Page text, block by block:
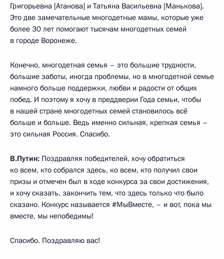
Григорьевна [Атанова] и Татьяна Васильевна [Манькова].
Это две замечательные многодетные мамы, которые уже
более 30 лет помогают тысячам многодетных семей
в городе Воронеже.
Конечно, многодетная семья – это большие трудности,
большие заботы, иногда проблемы, но в многодетной семье
намного больше поддержки, любви и радости от общих
побед. И поэтому я хочу в преддверии Года семьи, чтобы
в нашей стране многодетных семей становилось всё
больше и больше. Ведь именно сильная, крепкая семья –
это сильная Россия. Спасибо.
В.Путин: Поздравляя победителей, хочу обратиться
ко всем, кто собрался здесь, ко всем, кто получил свои
призы и отмечен был в ходе конкурса за свои достижения,
и хочу сказать, закончить тем, что здесь только что было
сказано. Конкурс называется #МыВместе, – и вот, пока мы
вместе, мы непобедимы!
Спасибо. Поздравляю вас!